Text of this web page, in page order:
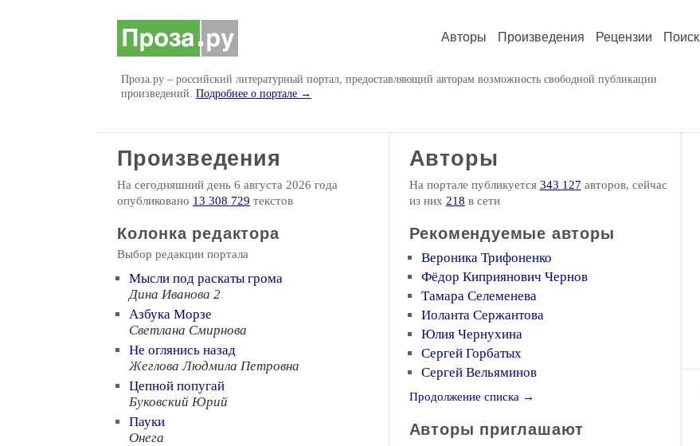
Авторы Произведения Рецензии Поиск
Проза.ру – российский литературный портал, предоставляющий авторам возможность свободной публикации
произведений. Подробнее о портале →
Произведения
На сегодняшний день 6 августа 2026 года
опубликовано 13 308 729 текстов
Колонка редактора
Выбор редакции портала
Мысли под раскаты грома
Дина Иванова 2
Азбука Морзе
Светлана Смирнова
Не оглянись назад
Жеглова Людмила Петровна
Цепной попугай
Буковский Юрий
Пауки
Онега
Авторы
На портале публикуется 343 127 авторов, сейчас
из них 218 в сети
Рекомендуемые авторы
Вероника Трифоненко
Фёдор Киприянович Чернов
Тамара Селеменева
Иоланта Сержантова
Юлия Чернухина
Сергей Горбатых
Сергей Вельяминов
Продолжение списка →
Авторы приглашают